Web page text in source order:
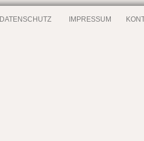
DATENSCHUTZ IMPRESSUM